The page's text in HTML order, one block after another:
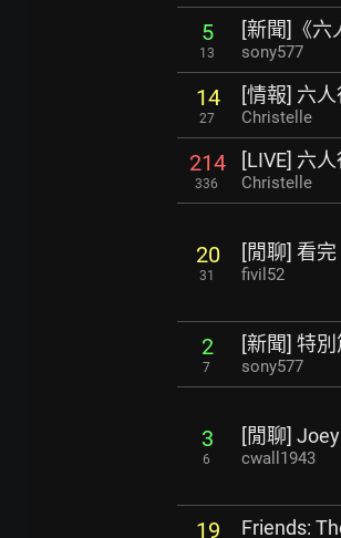
5
13
[新聞]《六
sony577
14
27
[情報] 六
Christelle
214
336
[LIVE] 六
Christelle
20
31
[閒聊] 看
fivil52
2
7
[新聞] 特
sony577
3
6
[閒聊]
cwall1943
19 Friends: